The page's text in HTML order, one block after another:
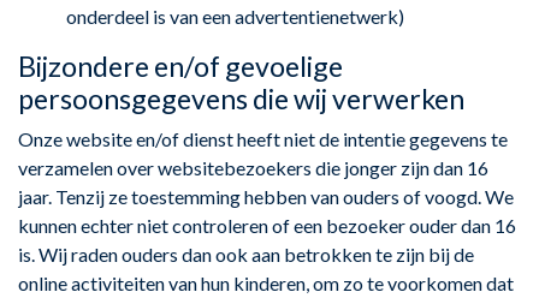
onderdeel is van een advertentienetwerk)
Bijzondere en/of gevoelige
persoonsgegevens die wij verwerken
Onze website en/of dienst heeft niet de intentie gegevens te
verzamelen over websitebezoekers die jonger zijn dan 16
jaar. Tenzij ze toestemming hebben van ouders of voogd. We
kunnen echter niet controleren of een bezoeker ouder dan 16
is. Wij raden ouders dan ook aan betrokken te zijn bij de
online activiteiten van hun kinderen, om zo te voorkomen dat